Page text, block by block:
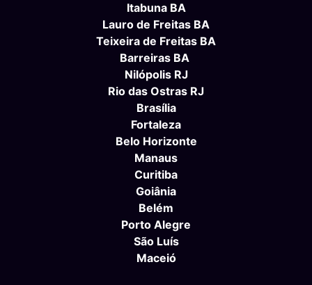
Itabuna BA
Lauro de Freitas BA
Teixeira de Freitas BA
Barreiras BA
Nilópolis RJ
Rio das Ostras RJ
Brasília
Fortaleza
Belo Horizonte
Manaus
Curitiba
Goiânia
Belém
Porto Alegre
São Luís
Maceió